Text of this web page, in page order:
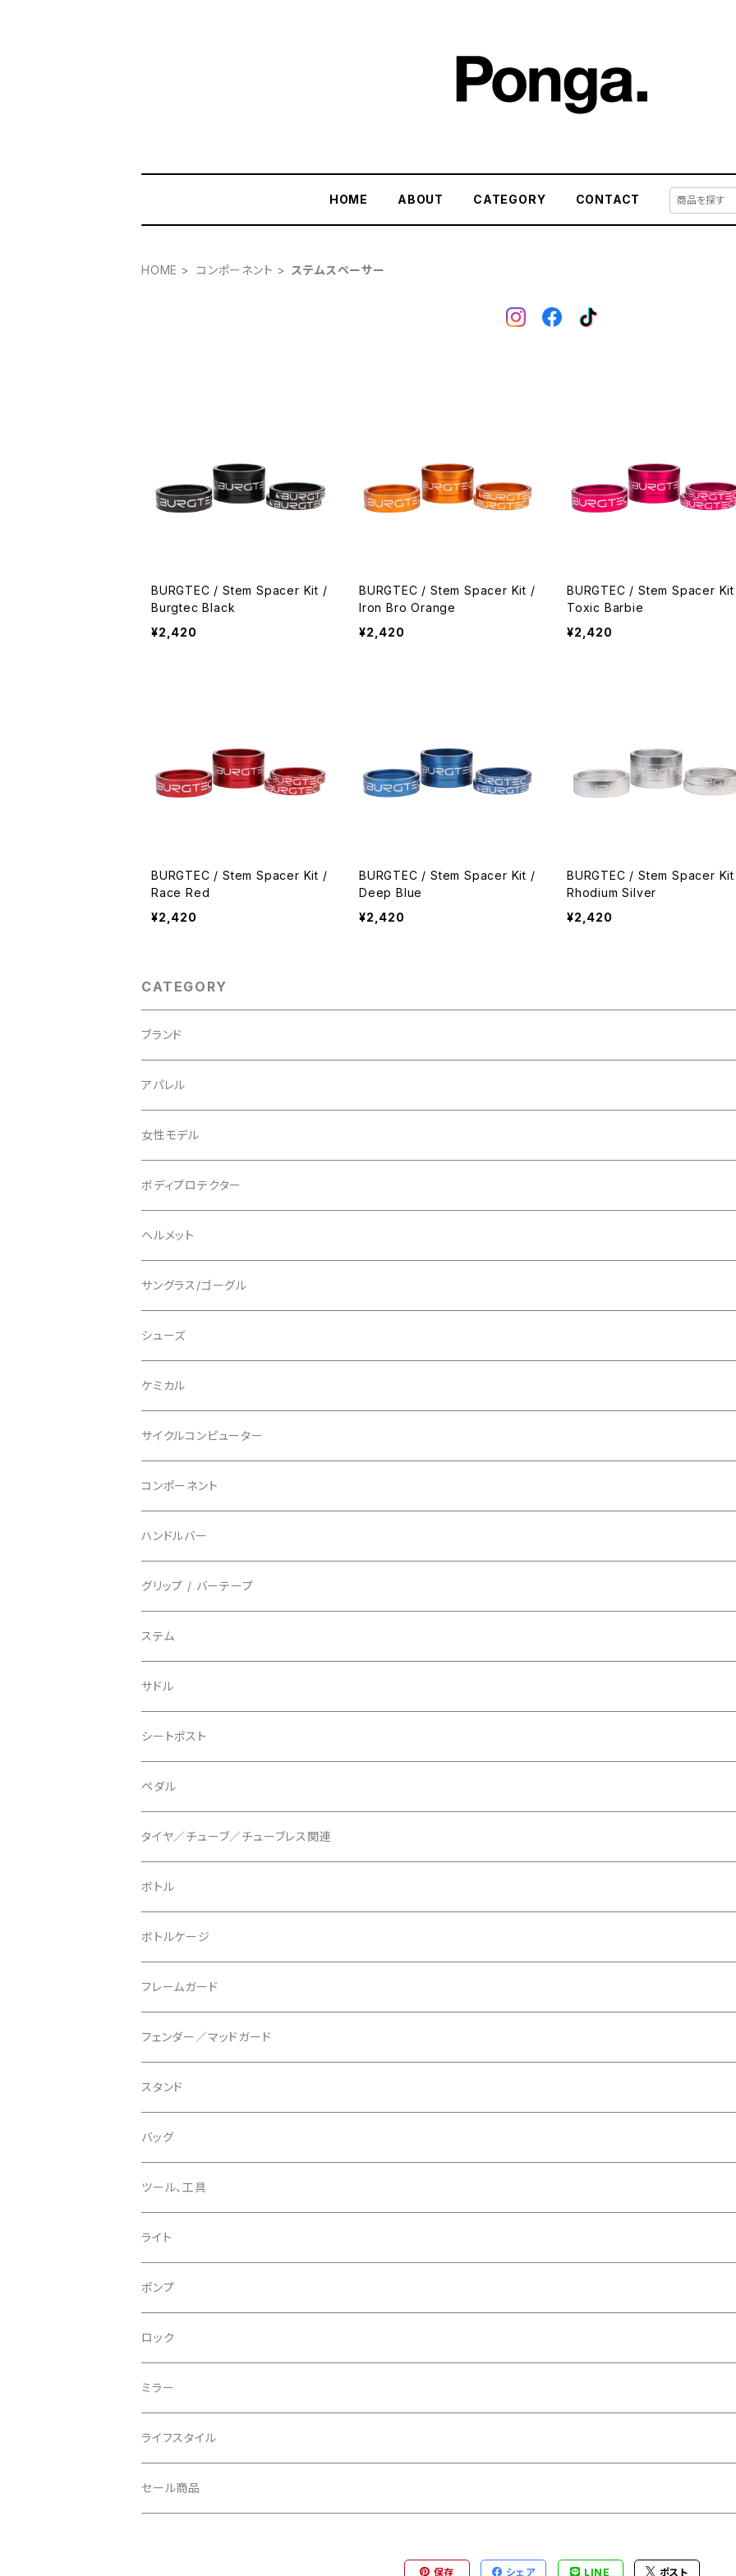
HOME ABOUT CATEGORY CONTACT
HOME コンポーネント ステムスペーサー
BURGTEC / Stem Spacer Kit /
Burgtec Black
¥2,420
BURGTEC / Stem Spacer Kit /
Iron Bro Orange
¥2,420
BURGTEC / Stem Spacer
Toxic Barbie
¥2,420
BURGTEC / Stem Spacer Kit /
Race Red
¥2,420
BURGTEC / Stem Spacer Kit /
Deep Blue
¥2,420
BURGTEC / Stem Spacer
Rhodium Silver
¥2,420
CATEGORY
ブランド
ABUS/アブス
ADEPT/アデプト
AENOMALY/アエノマリー
ALL MOUNTAIN STYLE
AVID/アヴィド
BAR MITTS/バーミッツ
BAZOOKA/バズーカ
BBB/ビービービー
BELL/ベル
BIKEHAND/バイクハンド
BIO RACER/ビオレーサー
BIKEYOKE/バイクヨーク
BLACKBURN/ブラックバーン
BLB/ビーエルビー
BLUEGRASS/ブルーグラス
BONTRAGER/ボントレガー
BURGTEC/バーグテック
BUSCH＋MULLER/ブッシュ＆ミュラー
CAMELBAK/キャメルバッグ
CERAMIC SPEED/セラミックスピード
CHRIS KING/クリスキング
CHROMAG/クロマグ
CHROME/クローム
CONTINENTAL/コンチネンタル
CRANE/クレーン
CRANKBROTHERS/クランクブラザーズ
CROSS SECTION/クロスセクション
CLIK/クリック
CUSH CORE/クッシュコア
アパレル
Tシャツ
ジャージ
ロングスリーブ
ショートスリーブ
ジャケット
ショーツ
ビブタイプ
パンツ / タイツ
上下セット
グローブ
指切り
フルフィンガー
ソックス
シューズカバー
キャップ
その他
女性モデル
ボディプロテクター
エルボー/肘
ニー/膝
その他
ヘルメット
ロード
マウンテンバイク
フルフェイス
キッズ
サングラス/ゴーグル
アクセサリー
シューズ
ロード
グラベル
マウンテンバイク
フラットペダル用
ビンディングペダル用
インソール
ケミカル
サイクルコンピューター
ヘッドユニット
センサー
アクセサリー
コンポーネント
カセットスプロケット
シフターマウント
ステムスペーサー
ケーブル類
チェーンガイド／キャッチャー
チェーンリング
ディスクブレーキ
ブレーキローター
ブレーキパッド
ディレーラーハンガー
トップキャップ
ベル
ボトムブラケット
リアディレーラー
チェーン
ハンドルバー
ドロップハンドル
フラット/ライザーバー
グリップ / バーテープ
グリップ
バーテープ
グリップカラー / バーエンドキャップ
ステム
サドル
シートポスト
ドロッパーポスト
シートクランプ
ペダル
ビンディングペダル
フラットペダル
クリート
タイヤ／チューブ／チューブレス関連
700c
29" / 27.5"
〜26"
タイヤインサート
リムテープ
チューブレスバルブ/ バルブキャップ
シーラント
ボトル
ボトルケージ
フレームガード
フェンダー／マッドガード
スタンド
バッグ
サドルバッグ
サコッシュ
バックパック
フレームバッグ
輪行袋
輪行小物
バイクカバー
その他
ツール、工具
ライト
フロントライト
テールライト
ポンプ
ロック
ミラー
ライフスタイル
キャップ
セール商品
保存 シェア LINE ポスト